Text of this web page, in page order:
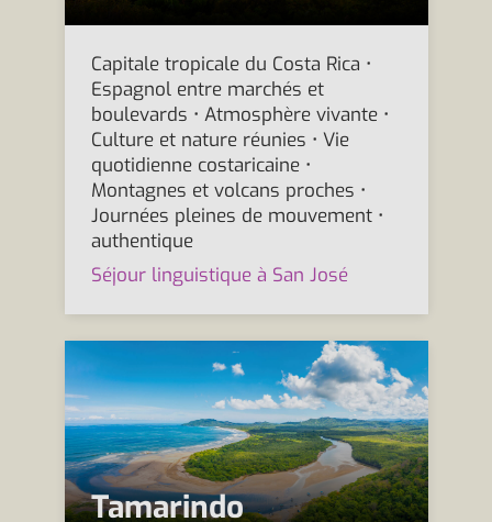
Capitale tropicale du Costa Rica •
Espagnol entre marchés et
boulevards • Atmosphère vivante •
Culture et nature réunies • Vie
quotidienne costaricaine •
Montagnes et volcans proches •
Journées pleines de mouvement •
authentique
Séjour linguistique à San José
Tamarindo